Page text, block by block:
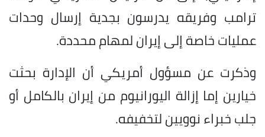
ترامب وفريقه يدرسون بجدية إرسال وحدات
عمليات خاصة إلى إيران لمهام محددة.
وذكرت عن مسؤول أمريكي أن الإدارة بحثت
خيارين إما إزالة اليورانيوم من إيران بالكامل أو
جلب خبراء نوويين لتخفيفه.